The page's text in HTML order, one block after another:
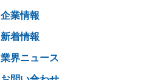
企業情報
新着情報
業界ニュース